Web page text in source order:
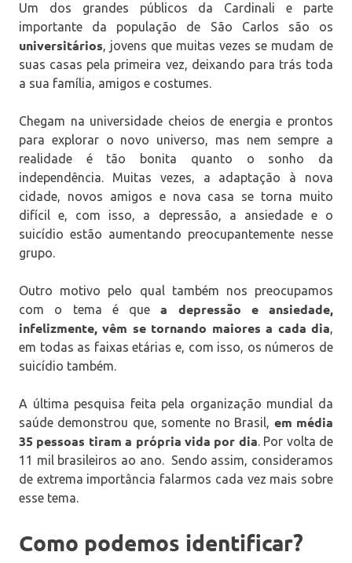
Um dos grandes públicos da Cardinali e parte
importante da população de São Carlos são os
universitários, jovens que muitas vezes se mudam de
suas casas pela primeira vez, deixando para trás toda
a sua família, amigos e costumes.
Chegam na universidade cheios de energia e prontos
para explorar o novo universo, mas nem sempre a
realidade é tão bonita quanto o sonho da
independência. Muitas vezes, a adaptação à nova
cidade, novos amigos e nova casa se torna muito
difícil e, com isso, a depressão, a ansiedade e o
suicídio estão aumentando preocupantemente nesse
grupo.
Outro motivo pelo qual também nos preocupamos
com o tema é quea depressão e ansiedade,
infelizmente, vêm se tornando maiores a cada dia,
em todas as faixas etárias e, com isso, os números de
suicídio também.
A última pesquisa feita pela organização mundial da
saúde demonstrou que, somente no Brasil, em média
35 pessoas tiram a própria vida por dia. Por volta de
11 mil brasileiros ao ano. Sendo assim, consideramos
de extrema importância falarmos cada vez mais sobre
esse tema.
Como podemos identificar?